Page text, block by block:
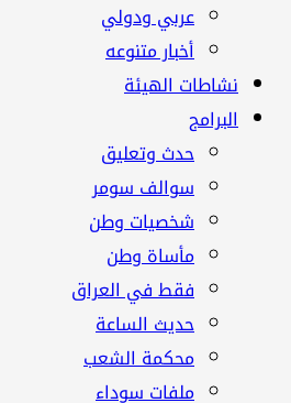
عربي ودولي
أخبار متنوعه
نشاطات الهيئة
البرامج
حدث وتعليق
سوالف سومر
شخصيات وطن
مأساة وطن
فقط في العراق
حديث الساعة
محكمة الشعب
ملفات سوداء